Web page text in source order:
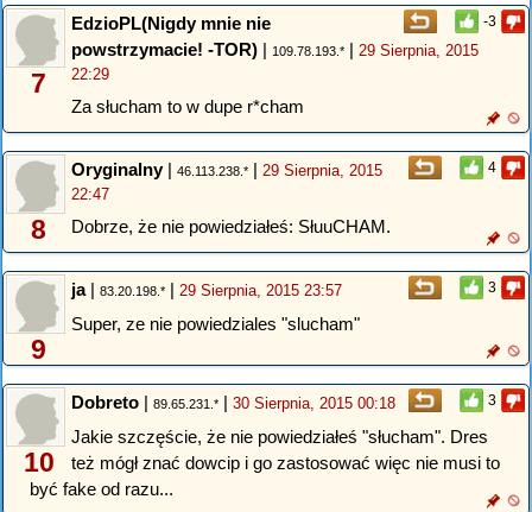
-3
7
EdzioPL(Nigdy mnie nie
powstrzymacie! -TOR) | 109.78.193.* | 29 Sierpnia, 2015
22:29
Za słucham to w dupe r*cham
4
8
Oryginalny| 46.113.238.* | 29 Sierpnia, 2015
22:47
Dobrze, że nie powiedziałeś: SłuuCHAM.
3
9
ja| 83.20.198.* | 29 Sierpnia, 2015 23:57
Super, ze nie powiedziales "slucham"
3
10
Dobreto | 89.65.231.* | 30 Sierpnia, 2015 00:18
Jakie szczęście, że nie powiedziałeś "słucham". Dres
też mógł znać dowcip i go zastosować więc nie musi to
być fake od razu...